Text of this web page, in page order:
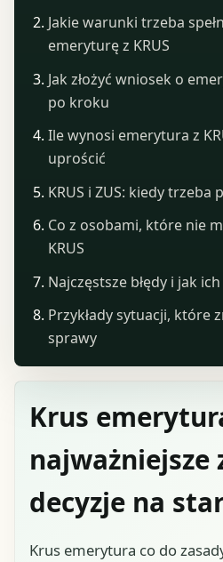
Krus
najważniejsze
decyzje na
Krus emerytura co do
Jakie warunki trzeba
emeryturę z KRUS
Jak złożyć wniosek o
po kroku
Ile wynosi emerytura z
uprościć
KRUS i ZUS: kiedy
Co z osobami, które nie
KRUS
Najczęstsze błędy i jak
Przykłady sytuacji, które
sprawy